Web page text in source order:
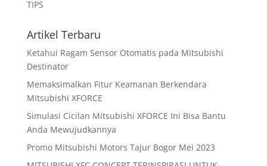
TIPS
Artikel Terbaru
Ketahui Ragam Sensor Otomatis pada Mitsubishi
Destinator
Memaksimalkan Fitur Keamanan Berkendara
Mitsubishi XFORCE
Simulasi Cicilan Mitsubishi XFORCE Ini Bisa Bantu
Anda Mewujudkannya
Promo Mitsubishi Motors Tajur Bogor Mei 2023